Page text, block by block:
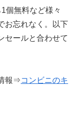
個無料など様々
お忘れなく。以下
セールと合わせて
報⇒コンビニのキ